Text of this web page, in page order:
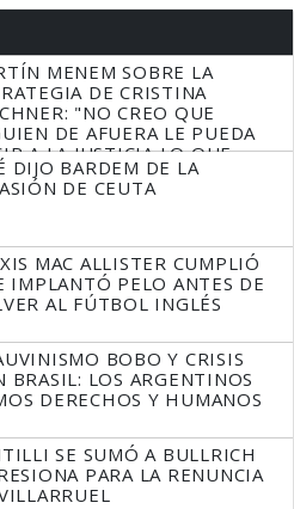
MENEM SOBRE LA
DE CRISTINA
"NO CREO QUE
DE AFUERA LE PUEDA
A LA JUSTICIA LO QUE
QUE HACER"
DIJO BARDEM DE LA
DE CEUTA
MAC ALLISTER CUMPLIÓ
IMPLANTÓ PELO ANTES DE
AL FÚTBOL INGLÉS
BOBO Y CRISIS
BRASIL: LOS ARGENTINOS
DERECHOS Y HUMANOS
SE SUMÓ A BULLRICH
PARA LA RENUNCIA